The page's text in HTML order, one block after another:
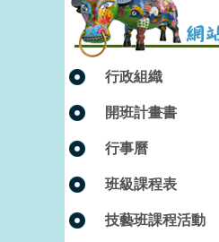
行政組織
開班計畫書
行事曆
班級課程表
技藝班課程活動